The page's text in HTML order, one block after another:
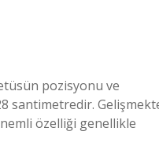
pozisyonu ve
santimetredir.
özelliği genellikle